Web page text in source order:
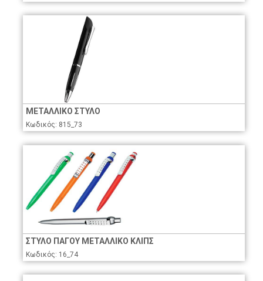
ΜΕΤΑΛΛΙΚΟ ΣΤΥΛΟ
Κωδικός: 815_73
ΣΤΥΛΟ ΠΑΓΟΥ ΜΕΤΑΛΛΙΚΟ ΚΛΙΠΣ
Κωδικός: 16_74